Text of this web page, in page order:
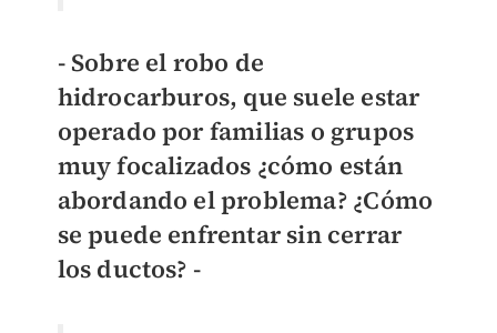
- Sobre el robo de
hidrocarburos, que suele estar
operado por familias o grupos
muy focalizados ¿cómo están
abordando el problema? ¿Cómo
se puede enfrentar sin cerrar
los ductos? -